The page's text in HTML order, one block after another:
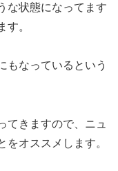
な状態になってます
す。
もなっているという
てきますので、ニュ
オススメします。